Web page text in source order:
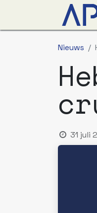
Nieuws
31 juli